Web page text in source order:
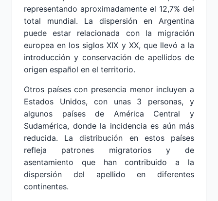
representando aproximadamente el 12,7% del
total mundial. La dispersión en Argentina
puede estar relacionada con la migración
europea en los siglos XIX y XX, que llevó a la
introducción y conservación de apellidos de
origen español en el territorio.
Otros países con presencia menor incluyen a
Estados Unidos, con unas 3 personas, y
algunos países de América Central y
Sudamérica, donde la incidencia es aún más
reducida. La distribución en estos países
refleja patrones migratorios y de
asentamiento que han contribuido a la
dispersión del apellido en diferentes
continentes.